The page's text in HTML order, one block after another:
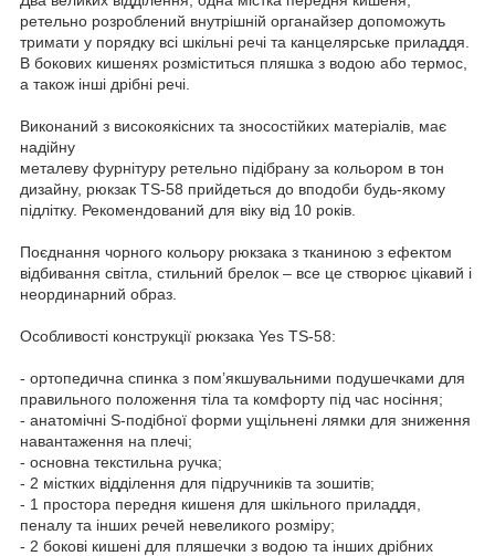
ретельно розроблений внутрішній органайзер допоможуть
тримати у порядку всі шкільні речі та канцелярське приладдя.
В бокових кишенях розміститься пляшка з водою або термос,
а також інші дрібні речі.
Виконаний з високоякісних та зносостійких матеріалів, має
надійну
металеву фурнітуру ретельно підібрану за кольором в тон
дизайну, рюкзак TS-58 прийдеться до вподоби будь-якому
підлітку. Рекомендований для віку від 10 років.
Поєднання чорного кольору рюкзака з тканиною з ефектом
відбивання світла, стильний брелок – все це створює цікавий і
неординарний образ.
Особливості конструкції рюкзака Yes TS-58:
- ортопедична спинка з пом’якшувальними подушечками для
правильного положення тіла та комфорту під час носіння;
- анатомічні S-подібної форми ущільнені лямки для зниження
навантаження на плечі;
- основна текстильна ручка;
- 2 містких відділення для підручників та зошитів;
- 1 простора передня кишеня для шкільного приладдя,
пеналу та інших речей невеликого розміру;
- 2 бокові кишені для пляшечки з водою та інших дрібних